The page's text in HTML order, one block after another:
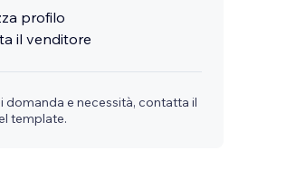
profilo
il venditore
domanda e necessità, contatta il
template.